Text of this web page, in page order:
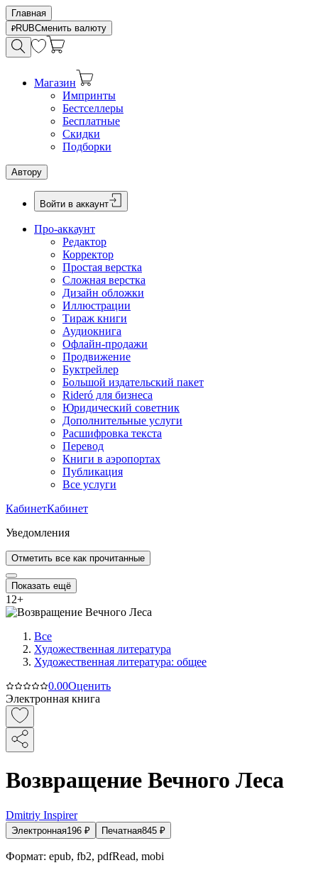
Главная
RUBСменить валюту
Магазин
Импринты
Бестселлеры
Бесплатные
Скидки
Подборки
Автору
Войти в аккаунт
Про-аккаунт
Редактор
Корректор
Простая верстка
Сложная верстка
Дизайн обложки
Иллюстрации
Тираж книги
Аудиокнига
Офлайн-продажи
Продвижение
Буктрейлер
Большой издательский пакет
Rideró для бизнеса
Юридический советник
Дополнительные услуги
Расшифровка текста
Перевод
Книги в аэропортах
Публикация
Все услуги
КабинетКабинет
Уведомления
Отметить все как прочитанные
Показать ещё
12+
Все
Художественная литература
Художественная литература: общее
0.00Оценить
Электронная книга
Возвращение Вечного Леса
Dmitriy Inspirer
Электронная196 ₽ Печатная845 ₽
Формат: epub, fb2, pdfRead, mobi